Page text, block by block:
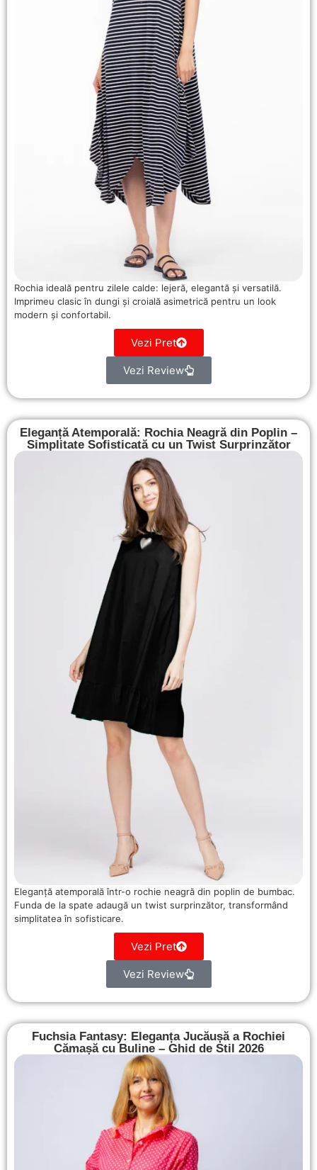
Rochia ideală pentru zilele calde: lejeră, elegantă și versatilă.
Imprimeu clasic în dungi și croială asimetrică pentru un look
modern și confortabil.
Vezi Pret
Vezi Review
Eleganță Atemporală: Rochia Neagră din Poplin –
Simplitate Sofisticată cu un Twist Surprinzător
Eleganță atemporală într-o rochie neagră din poplin de bumbac.
Funda de la spate adaugă un twist surprinzător, transformând
simplitatea în sofisticare.
Vezi Pret
Vezi Review
Fuchsia Fantasy: Eleganța Jucăușă a Rochiei
Cămașă cu Buline – Ghid de Stil 2026